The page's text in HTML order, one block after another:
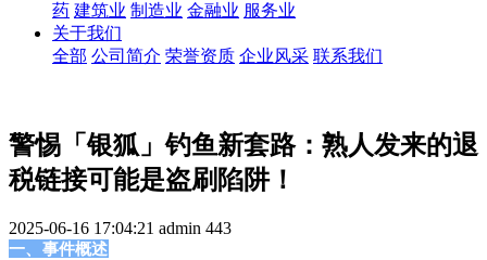
药 建筑业 制造业 金融业 服务业
关于我们
全部 公司简介 荣誉资质 企业风采 联系我们
警惕「银狐」钓鱼新套路：熟人发来的退
税链接可能是盗刷陷阱！
2025-06-16 17:04:21 admin 443
一、事件概述